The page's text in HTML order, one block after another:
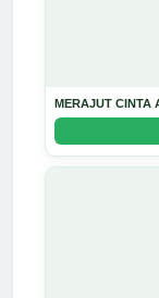
MERAJUT CINTA